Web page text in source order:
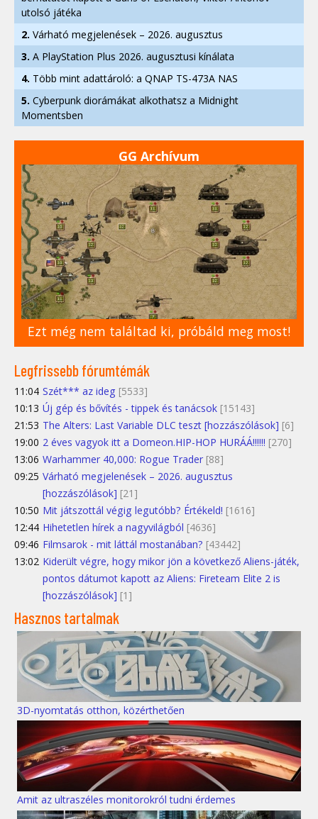
utolsó játéka
2. Várható megjelenések – 2026. augusztus
3. A PlayStation Plus 2026. augusztusi kínálata
4. Több mint adattároló: a QNAP TS-473A NAS
5. Cyberpunk diorámákat alkothatsz a Midnight
Momentsben
GG Archívum
Ezt még nem találtad ki, próbáld meg most!
Legfrissebb fórumtémák
11:04 Szét*** az ideg [5533]
10:13 Új gép és bővítés - tippek és tanácsok [15143]
21:53 The Alters: Last Variable DLC teszt [hozzászólások] [6]
19:00 2 éves vagyok itt a Domeon.HIP-HOP HURÁÁ!!!!!! [270]
13:06 Warhammer 40,000: Rogue Trader [88]
09:25 Várható megjelenések – 2026. augusztus
[hozzászólások] [21]
10:50 Mit játszottál végig legutóbb? Értékeld! [1616]
12:44 Hihetetlen hírek a nagyvilágból [4636]
09:46 Filmsarok - mit láttál mostanában? [43442]
13:02 Kiderült végre, hogy mikor jön a következő Aliens-játék,
pontos dátumot kapott az Aliens: Fireteam Elite 2 is
[hozzászólások] [1]
Hasznos tartalmak
3D-nyomtatás otthon, közérthetően
Amit az ultraszéles monitorokról tudni érdemes